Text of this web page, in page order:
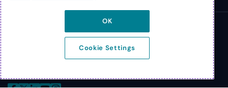
© 2026 Extreme Networks
OK
Cookie Settings